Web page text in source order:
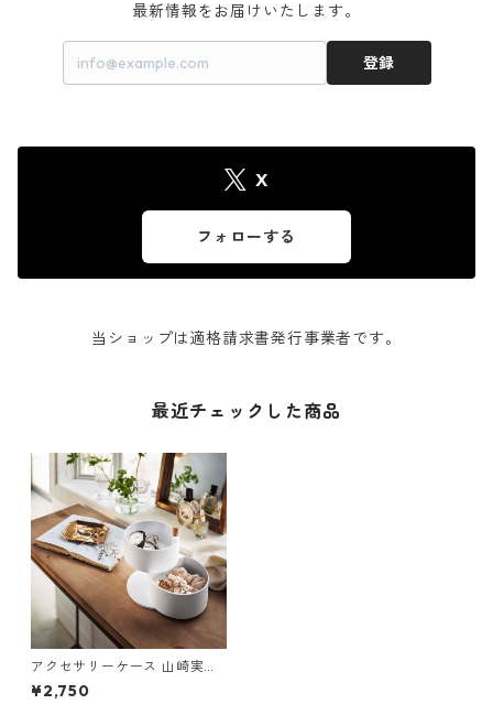
最新情報をお届けいたします。
登録
X
フォローする
当ショップは適格請求書発行事業者です。
最近チェックした商品
アクセサリーケース 山崎実業
tosca トスカ アクセサリート
レー 深型 ホワイト
¥2,750